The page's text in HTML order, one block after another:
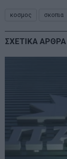
κοσμος σκοπια
ΣΧΕΤΙΚΑ ΑΡΘΡΑ